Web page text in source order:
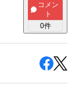
コメン
ト
0件